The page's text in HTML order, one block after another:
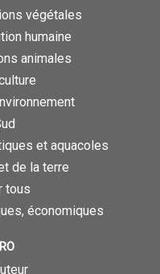
végétales
humaine
animales
et aquacoles
de la terre
tous
économiques